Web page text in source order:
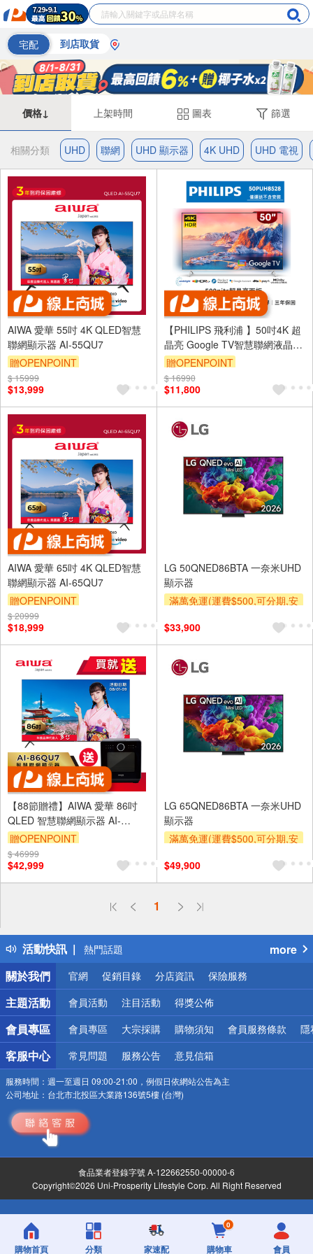
宅配 到店取貨
價格↓ 上架時間 圖表 篩選
相關分類 UHD 聯網 UHD 顯示器 4K UHD UHD 電視
AIWA 愛華 55吋 4K QLED智慧
聯網顯示器 AI-55QU7
贈OPENPOINT
訂單滿 2000 元折抵 100元
（運費不算在 2000 元的範圍
內）
$ 15999
$13,999
【PHILIPS 飛利浦 】50吋4K 超
晶亮 Google TV智慧聯網液晶顯
示器50PUH8528-福利品
贈OPENPOINT
$ 16990
$11,800
AIWA 愛華 65吋 4K QLED智慧
聯網顯示器 AI-65QU7
贈OPENPOINT
訂單滿 2000 元折抵 100元
（運費不算在 2000 元的範圍
內）
$ 20999
$18,999
LG 50QNED86BTA 一奈米UHD
顯示器
滿萬免運(運費$500,可分期,安
及使用6期以上分期0利率,需付
基本安裝運費)
贈壁掛架
$33,900
【88節贈禮】AIWA 愛華 86吋
QLED 智慧聯網顯示器 AI-
86QU7 (含基安)
贈OPENPOINT
訂單滿 2000 元折抵 100元
（運費不算在 2000 元的範圍
內）
$ 46999
$42,999
LG 65QNED86BTA 一奈米UHD
顯示器
滿萬免運(運費$500,可分期,安
及使用6期以上分期0利率,需付
基本安裝運費)
$49,900
1
活動快訊
偏遠地區配送
得獎公告
熱門話題
銀行優惠
偏遠地區配送
詐騙網頁！請小心！
more
關於我們
官網 促銷目錄 分店資訊 保險服務
主題活動 會員活動 注目活動 得獎公佈
會員專區 會員專區 大宗採購 購物須知 會員服務條款 隱
客服中心 常見問題 服務公告 意見信箱
服務時間： 週一至週日 09:00-21:00，例假日依網站公告為主
公司地址： 台北市北投區大業路136號5樓 (台灣)
食品業者登錄字號 A-122662550-00000-6
Copyright©2026 Uni-Prosperity Lifestyle Corp. All Right Reserved
購物首頁 分類 家速配
0
購物車 會員